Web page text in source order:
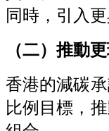
同時，引入
（二）推動
香港的減碳
比例目標，